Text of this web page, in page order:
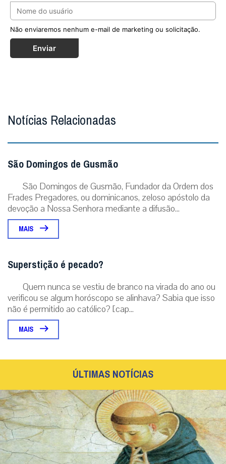
Não enviaremos nenhum e-mail de marketing ou solicitação.
Enviar
Notícias Relacionadas
São Domingos de Gusmão
São Domingos de Gusmão, Fundador da Ordem dos
Frades Pregadores, ou dominicanos, zeloso apóstolo da
devoção a Nossa Senhora mediante a difusão...
MAIS
Superstição é pecado?
Quem nunca se vestiu de branco na virada do ano ou
verificou se algum horóscopo se alinhava? Sabia que isso
não é permitido ao católico? [cap...
MAIS
ÚLTIMAS NOTÍCIAS